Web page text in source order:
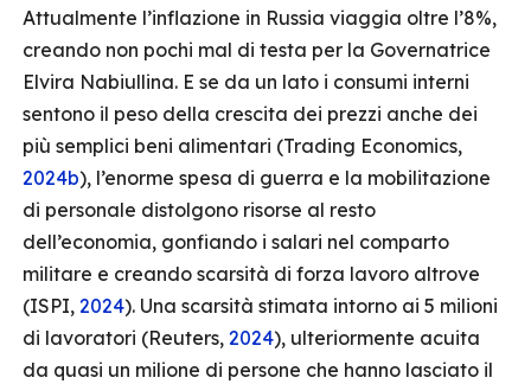
Attualmente l’inflazione in Russia viaggia oltre l’8%,
creando non pochi mal di testa per la Governatrice
Elvira Nabiullina. E se da un lato i consumi interni
sentono il peso della crescita dei prezzi anche dei
più semplici beni alimentari (Trading Economics,
2024b), l’enorme spesa di guerra e la mobilitazione
di personale distolgono risorse al resto
dell’economia, gonfiando i salari nel comparto
militare e creando scarsità di forza lavoro altrove
(ISPI, 2024). Una scarsità stimata intorno ai 5 milioni
di lavoratori (Reuters, 2024), ulteriormente acuita
da quasi un milione di persone che hanno lasciato il